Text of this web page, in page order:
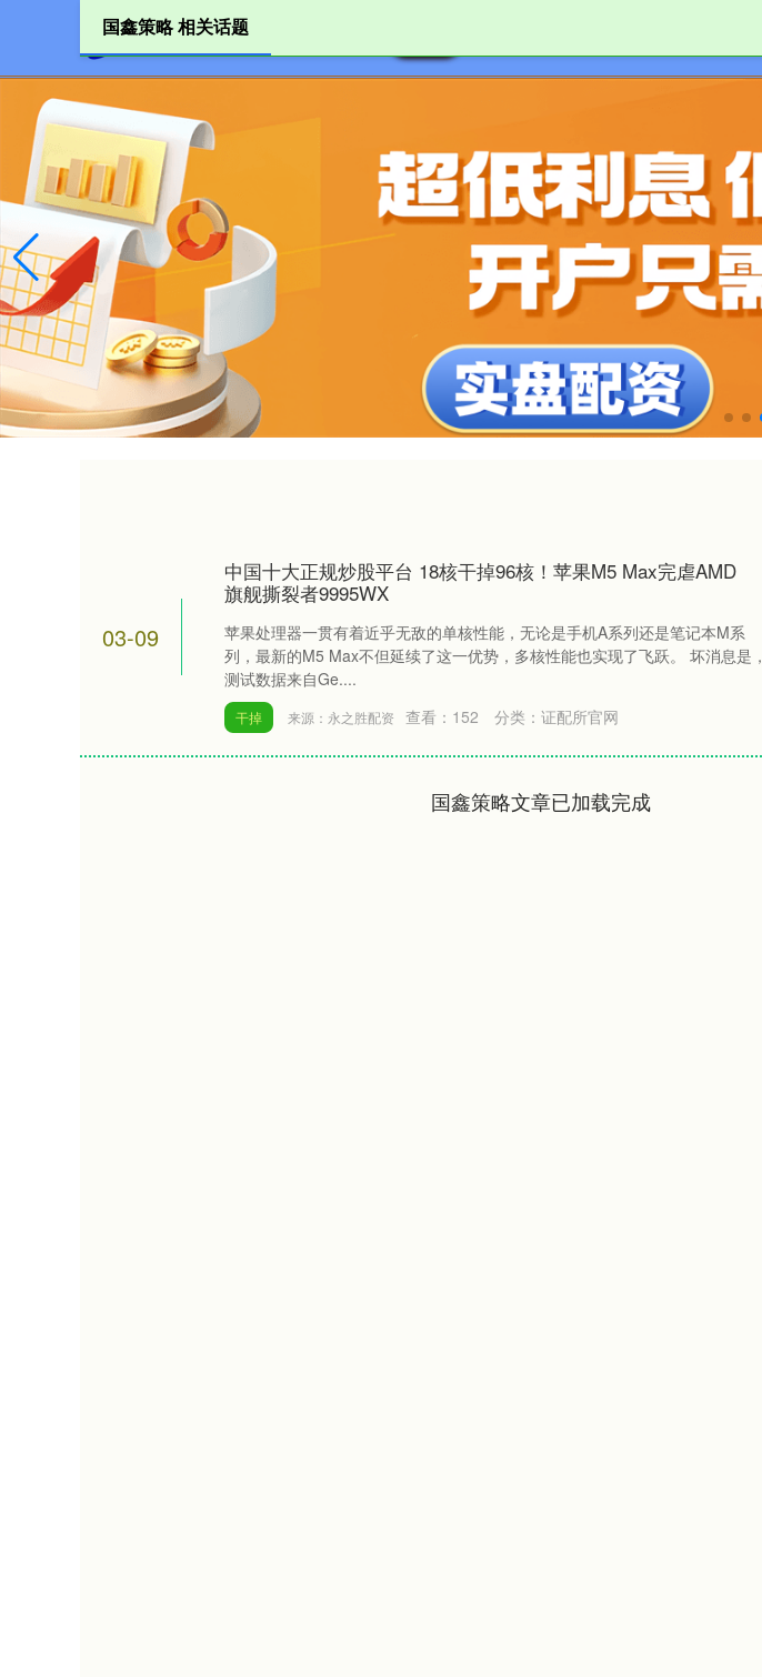
国鑫策略 相关话题
03-09
中国十大正规炒股平台 18核干掉96核！苹果M5 Max完虐AMD
旗舰撕裂者9995WX
苹果处理器一贯有着近乎无敌的单核性能，无论是手机A系列还是笔记本M系
列，最新的M5 Max不但延续了这一优势，多核性能也实现了飞跃。 坏消息是，
测试数据来自Ge....
干掉 来源：永之胜配资 查看： 152 分类： 证配所官网
国鑫策略文章已加载完成